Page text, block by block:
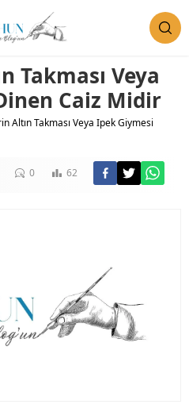
Takması Veya
Caiz Midir
Altın Takması Veya Ipek Giymesi
0 62